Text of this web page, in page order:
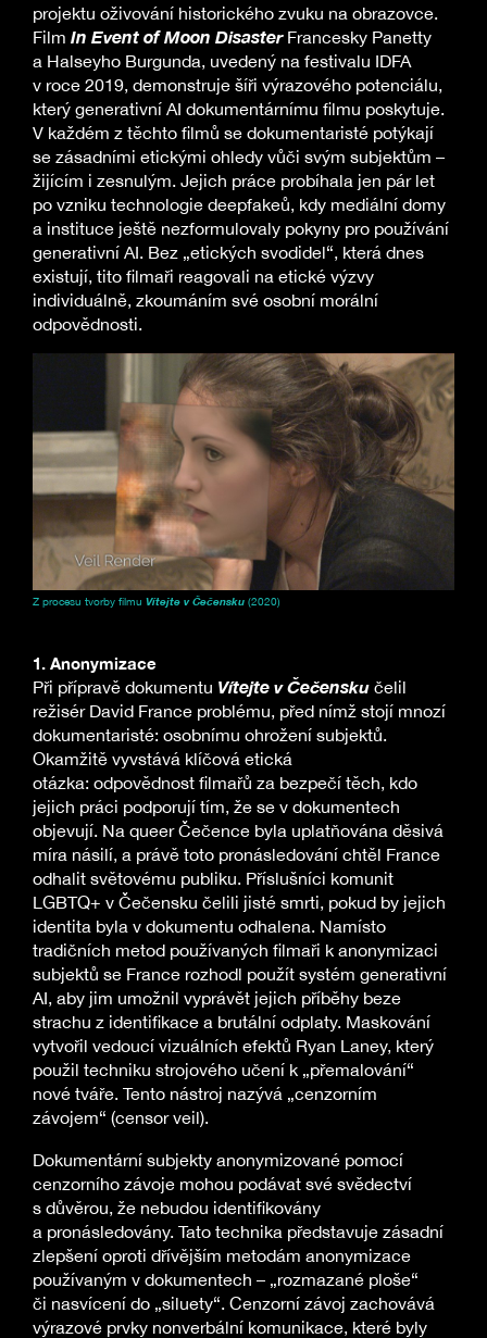
projektu oživování historického zvuku na obrazovce.
Film In Event of Moon DisasterFrancesky Panetty
a Halseyho Burgunda, uvedený na festivalu IDFA
v roce 2019, demonstruje šíři výrazového potenciálu,
který generativní AI dokumentárnímu filmu poskytuje.
V každém z těchto filmů se dokumentaristé potýkají
se zásadními etickými ohledy vůči svým subjektům –
žijícím i zesnulým. Jejich práce probíhala jen pár let
po vzniku technologie deepfakeů, kdy mediální domy
a instituce ještě nezformulovaly pokyny pro používání
generativní AI. Bez „etických svodidel“, která dnes
existují, tito filmaři reagovali na etické výzvy
individuálně, zkoumáním své osobní morální
odpovědnosti.
Z procesu tvorby filmu Vítejte v Čečensku (2020)
1. Anonymizace
Při přípravě dokumentu Vítejte v Čečensku čelil
režisér David France problému, před nímž stojí mnozí
dokumentaristé: osobnímu ohrožení subjektů.
Okamžitě vyvstává klíčová etická
otázka: odpovědnost filmařů za bezpečí těch, kdo
jejich práci podporují tím, že se v dokumentech
objevují. Na queer Čečence byla uplatňována děsivá
míra násilí, a právě toto pronásledování chtěl France
odhalit světovému publiku. Příslušníci komunit
LGBTQ+ v Čečensku čelili jisté smrti, pokud by jejich
identita byla v dokumentu odhalena. Namísto
tradičních metod používaných filmaři k anonymizaci
subjektů se France rozhodl použít systém generativní
AI, aby jim umožnil vyprávět jejich příběhy beze
strachu z identifikace a brutální odplaty. Maskování
vytvořil vedoucí vizuálních efektů Ryan Laney, který
použil techniku strojového učení k „přemalování“
nové tváře. Tento nástroj nazývá „cenzorním
závojem“ (censor veil).
Dokumentární subjekty anonymizované pomocí
cenzorního závoje mohou podávat své svědectví
s důvěrou, že nebudou identifikovány
a pronásledovány. Tato technika představuje zásadní
zlepšení oproti dřívějším metodám anonymizace
používaným v dokumentech – „rozmazané ploše“
či nasvícení do „siluety“. Cenzorní závoj zachovává
výrazové prvky nonverbální komunikace, které byly